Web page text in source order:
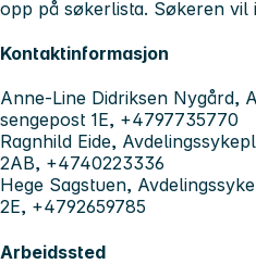
opp på søkerlista. Søkeren
Kontaktinformasjon
Anne-Line Didriksen Nygård,
sengepost 1E, +4797735770
Ragnhild Eide,
2AB, +4740223336
Hege Sagstuen,
2E, +4792659785
Arbeidssted